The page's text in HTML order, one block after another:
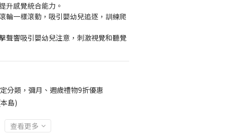
升感覺統合能力。
輪一樣滾動，吸引嬰幼兒追逐，訓練爬
聲響吸引嬰幼兒注意，刺激視覺和聽覺
分類，彌月、週歲禮物9折優惠
島)
查看更多